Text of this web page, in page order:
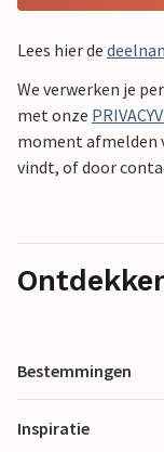
Lees hier de
We verwerken je
met onze
moment afmelden
vindt, of door
Bestemmingen
Inspiratie